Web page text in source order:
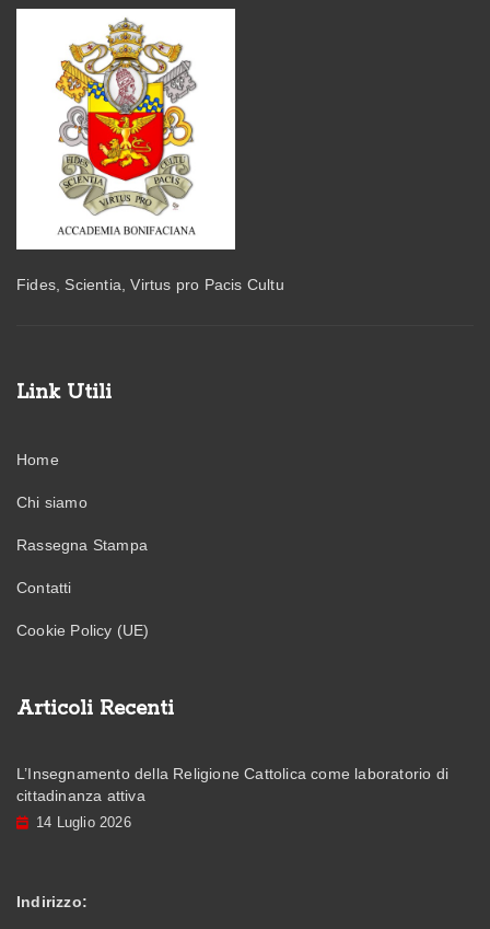
Fides, Scientia, Virtus pro Pacis Cultu
Link Utili
Home
Chi siamo
Rassegna Stampa
Contatti
Cookie Policy (UE)
Articoli Recenti
L’Insegnamento della Religione Cattolica come laboratorio di
cittadinanza attiva
14 Luglio 2026
Indirizzo: